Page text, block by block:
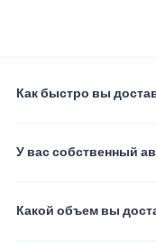
Как быстро вы
У вас собственный
Какой объем вы